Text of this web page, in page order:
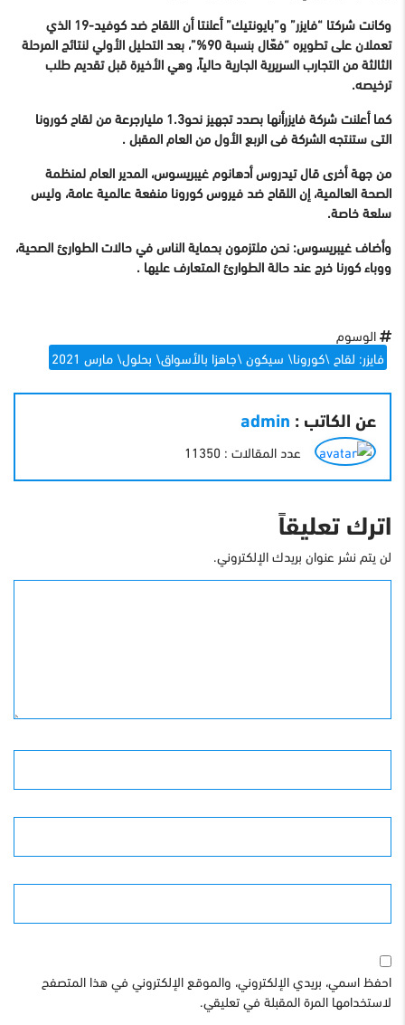
وكانت شركتا “فايزر” و”بايونتيك” أعلنتا أن اللقاح ضد كوفيد-19 الذي
تعملان على تطويره “فعّال بنسبة 90%”، بعد التحليل الأولي لنتائج المرحلة
الثالثة من التجارب السريرية الجارية حالياً، وهي الأخيرة قبل تقديم طلب
ترخيصه.
كما أعلنت شركة فايزرأنها بصدد تجهيز نحو1.3 مليارجرعة من لقاح كورونا
التى ستنتجه الشركة فى الربع الأول من العام المقبل .
من جهة أخرى قال تيدروس أدهانوم غيبريسوس، المدير العام لمنظمة
الصحة العالمية، إن اللقاح ضد فيروس كورونا منفعة عالمية عامة، وليس
سلعة خاصة.
وأضاف غيبريسوس: نحن ملتزمون بحماية الناس في حالات الطوارئ الصحية،
ووباء كورنا خرج عند حالة الطوارئ المتعارف عليها .
الوسوم
فايزر: لقاح \كورونا\ سيكون \جاهزا بالأسواق\ بحلول\ مارس 2021
عن الكاتب : admin
عدد المقالات : 11350
اترك تعليقاً
لن يتم نشر عنوان بريدك الإلكتروني.
احفظ اسمي، بريدي الإلكتروني، والموقع الإلكتروني في هذا المتصفح
لاستخدامها المرة المقبلة في تعليقي.